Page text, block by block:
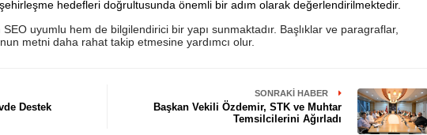
hedefleri doğrultusunda önemli bir adım olarak değerlendirilmektedir.
uyumlu hem de bilgilendirici bir yapı sunmaktadır. Başlıklar ve paragraflar,
metni daha rahat takip etmesine yardımcı olur.
Destek
SONRAKI HABER
Başkan Vekili Özdemir, STK ve Muhtar
Temsilcilerini Ağırladı